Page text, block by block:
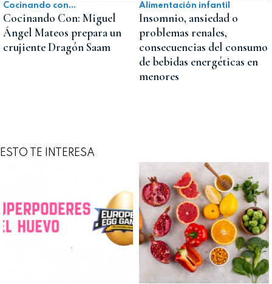
Cocinando con...
Cocinando Con: Miguel
Ángel Mateos prepara un
crujiente Dragón Saam
Alimentación infantil
Insomnio, ansiedad o
problemas renales,
consecuencias del consumo
de bebidas energéticas en
menores
ESTO TE INTERESA